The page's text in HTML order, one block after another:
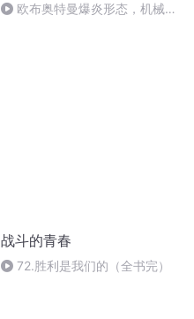
欧布奥特曼爆炎形态，机械哥
战斗的青春
72.胜利是我们的（全书完）